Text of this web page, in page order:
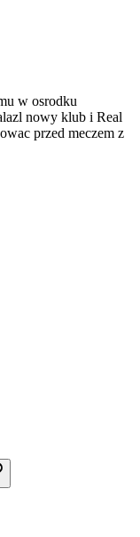
w osrodku
nowy klub i Real
przed meczem z